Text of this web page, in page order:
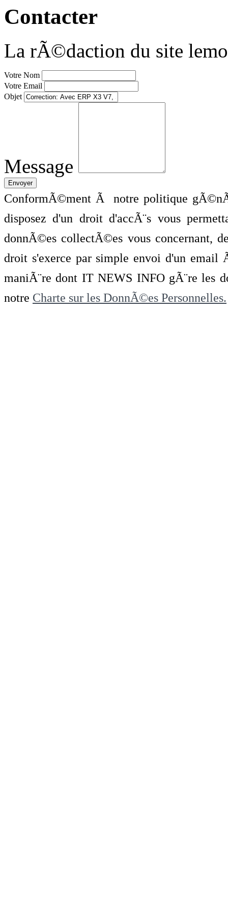
Contacter
La rÃ©daction du site
Votre Nom
Votre Email
Objet
Message
ConformÃ©ment Ã notre politique
disposez d'un droit d'accÃ¨s vous
donnÃ©es collectÃ©es vous concernant,
droit s'exerce par simple envoi d'un
maniÃ¨re dont IT NEWS INFO gÃ¨re les
notre Charte sur les DonnÃ©es Personnelles.